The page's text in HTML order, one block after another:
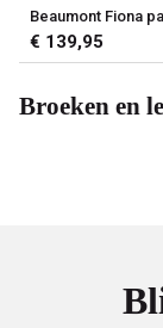
Beaumont Fiona
€ 139,95
Broeken en